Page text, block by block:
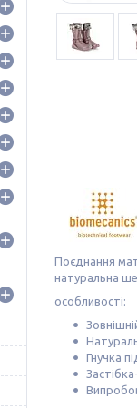
Поєднання
натуральна
особливості:
Гнучка